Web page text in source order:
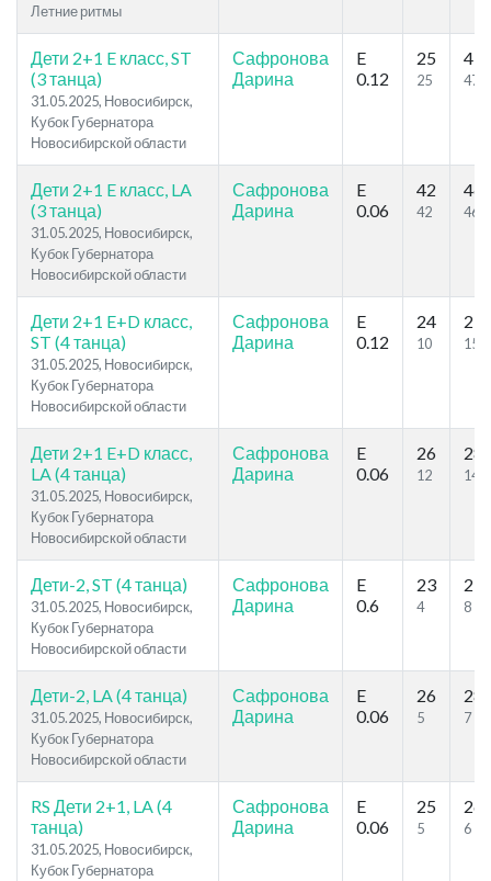
Летние ритмы
Дети 2+1 E класс, ST
(3 танца)
31.05.2025, Новосибирск,
Кубок Губернатора
Новосибирской области
Сафронова
Дарина
E
0.12
25
25
47
47
Дети 2+1 E класс, LA
(3 танца)
31.05.2025, Новосибирск,
Кубок Губернатора
Новосибирской области
Сафронова
Дарина
E
0.06
42
42
46
46
Дети 2+1 E+D класс,
ST (4 танца)
31.05.2025, Новосибирск,
Кубок Губернатора
Новосибирской области
Сафронова
Дарина
E
0.12
24
10
29
15
Дети 2+1 E+D класс,
LA (4 танца)
31.05.2025, Новосибирск,
Кубок Губернатора
Новосибирской области
Сафронова
Дарина
E
0.06
26
12
28
14
Дети-2, ST (4 танца)
31.05.2025, Новосибирск,
Кубок Губернатора
Новосибирской области
Сафронова
Дарина
E
0.6
23
4
27
8
Дети-2, LA (4 танца)
31.05.2025, Новосибирск,
Кубок Губернатора
Новосибирской области
Сафронова
Дарина
E
0.06
26
5
28
7
RS Дети 2+1, LA (4
танца)
31.05.2025, Новосибирск,
Кубок Губернатора
Сафронова
Дарина
E
0.06
25
5
26
6